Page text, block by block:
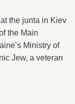
the junta in Kiev
the Main
Ministry of
Jew, a veteran